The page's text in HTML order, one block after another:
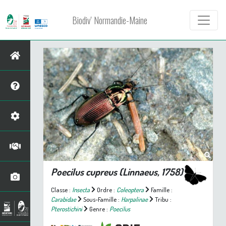
Biodiv' Normandie-Maine
Poecilus cupreus(Linnaeus, 1758)
Classe : Insecta Ordre : Coleoptera
Famille :
Carabidae
Sous-Famille : Harpalinae
Tribu :
Pterostichini
Genre : Poecilus